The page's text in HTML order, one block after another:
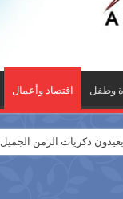
وطفل اقتصاد وأعمال
ذكريات الزمن الجميل